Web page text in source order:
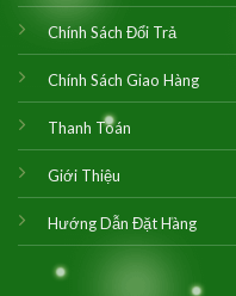
Chính Sách Đổi Trả
Chính Sách Giao Hàng
Thanh Toán
Giới Thiệu
Hướng Dẫn Đặt Hàng